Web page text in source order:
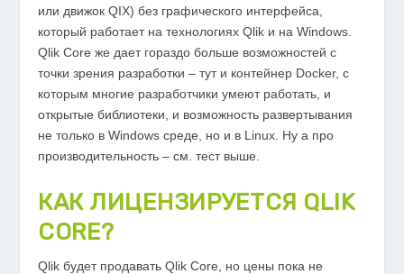
или движок QIX) без графического интерфейса,
который работает на технологиях Qlik и на Windows.
Qlik Core же дает гораздо больше возможностей с
точки зрения разработки – тут и контейнер Docker, с
которым многие разработчики умеют работать, и
открытые библиотеки, и возможность развертывания
не только в Windows среде, но и в Linux. Ну а про
производительность – см. тест выше.
КАК ЛИЦЕНЗИРУЕТСЯ QLIK
CORE?
Qlik будет продавать Qlik Core, но цены пока не